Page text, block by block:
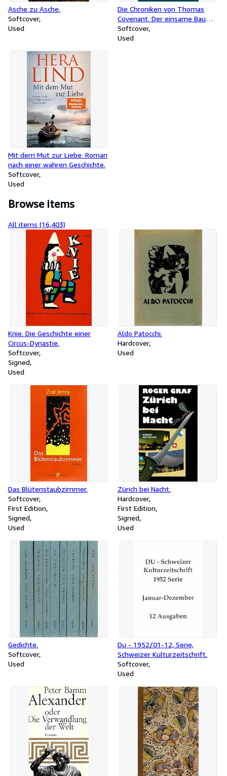
Asche zu Asche.
Softcover
Used
Die Chroniken von Thomas
Covenant. Der einsame Baum
5.
Softcover
Used
Mit dem Mut zur Liebe. Roman
nach einer wahren Geschichte.
Softcover
Used
Browse items
All items (16,403)
Knie. Die Geschichte einer
Circus-Dynastie.
Softcover
Signed
Used
Aldo Patocchi.
Hardcover
Used
Das Blütenstaubzimmer.
Softcover
First Edition
Signed
Used
Zürich bei Nacht.
Hardcover
First Edition
Signed
Used
Gedichte.
Softcover
Used
Du - 1952/01-12, Serie,
Schweizer Kulturzeitschrift.
Softcover
Used